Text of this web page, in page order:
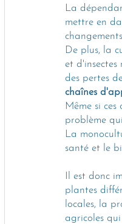
La
mettre en
De plus, la
et
des pertes
chaînes
Même si ces
problème
La
santé et le
Il est donc
plantes
locales, la
agricoles qui